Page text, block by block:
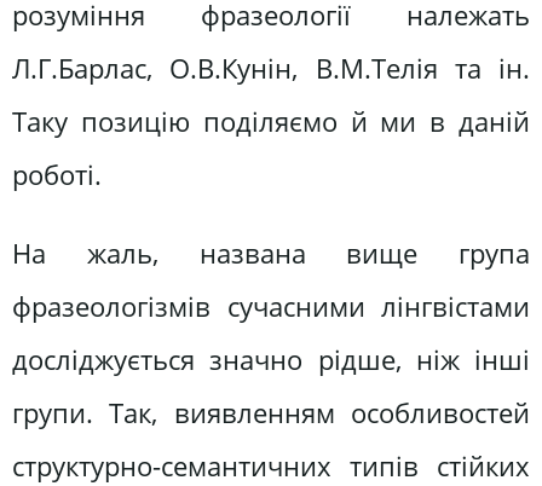
розуміння фразеології належать
Л.Г.Барлас, О.В.Кунін, В.М.Телія та ін.
Таку позицію поділяємо й ми в даній
роботі.
На жаль, названа вище група
фразеологізмів сучасними лінгвістами
досліджується значно рідше, ніж інші
групи. Так, виявленням особливостей
структурно-семантичних типів стійких